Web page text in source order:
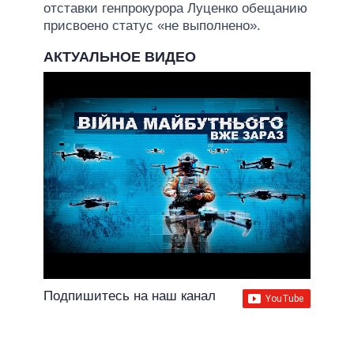
отставки генпрокурора Луценко обещанию
присвоено статус «не выполнено».
АКТУАЛЬНОЕ ВИДЕО
Подпишитесь на наш канал